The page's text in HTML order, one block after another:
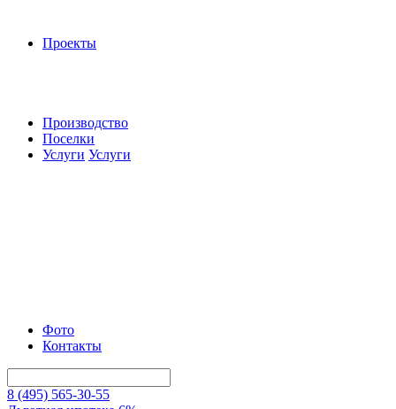
Проекты
Производство
Поселки
Услуги Услуги
Фото
Контакты
8 (495) 565-30-55